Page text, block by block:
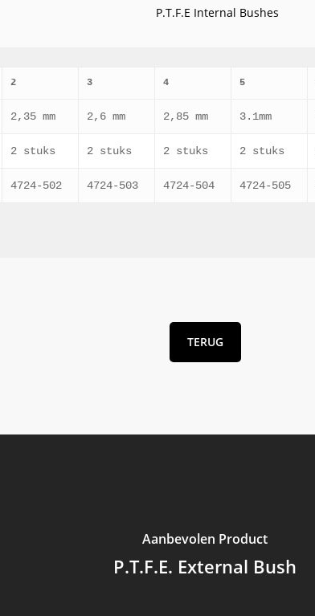
P.T.F.E Internal Bushes
2 3 4 5
2,35 mm 2,6 mm 2,85 mm 3.1mm
2 stuks 2 stuks 2 stuks 2 stuks
4724-502 4724-503 4724-504 4724-505
TERUG
Aanbevolen Product
P.T.F.E. External Bush